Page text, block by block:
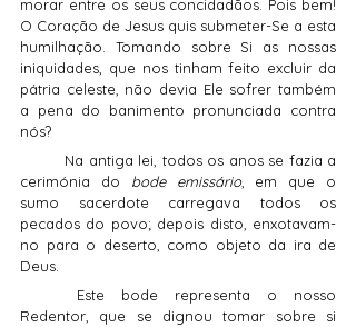
morar entre os seus concidadãos. Pois bem!
O Coração de Jesus quis submeter-Se a esta
humilhação. Tomando sobre Si as nossas
iniquidades, que nos tinham feito excluir da
pátria celeste, não devia Ele sofrer também
a pena do banimento pronunciada contra
nós?
cerimónia do bode emissário, em que o
sumo sacerdote carregava todos os
pecados do povo; depois disto, enxotavam-
no para o deserto, como objeto da ira de
Deus.
Redentor, que se dignou tomar sobre si